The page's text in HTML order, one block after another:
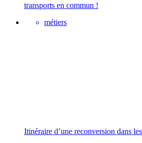
transports en commun !
métiers
Itinéraire d’une reconversion dans